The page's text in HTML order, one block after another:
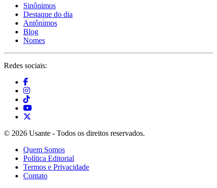
Sinônimos
Destaque do dia
Antônimos
Blog
Nomes
Redes sociais:
© 2026 Usante - Todos os direitos reservados.
Quem Somos
Política Editorial
Termos e Privacidade
Contato